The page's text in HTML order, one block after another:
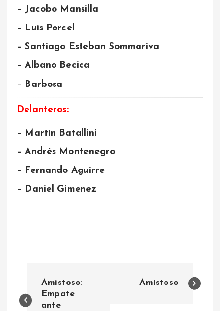
– Jacobo Mansilla
– Luís Porcel
– Santiago Esteban Sommariva
– Albano Becica
– Barbosa
Delanteros:
– Martín Batallini
– Andrés Montenegro
– Fernando Aguirre
– Daniel Gimenez
a
Amistoso:
Empate
ante
Amistoso